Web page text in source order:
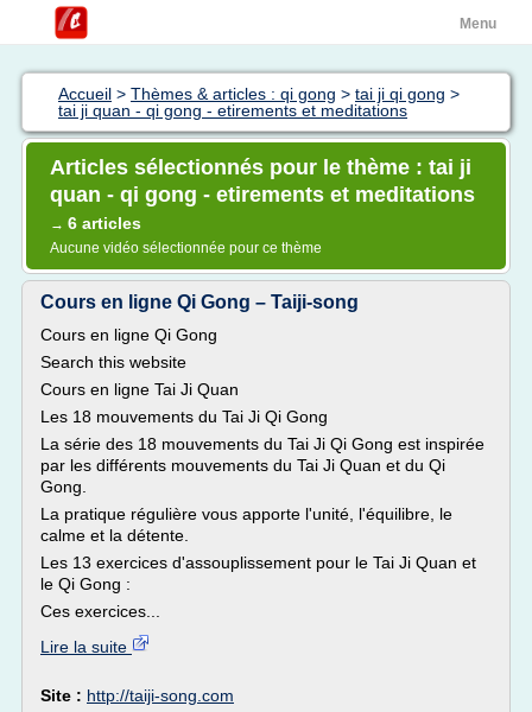
Menu
Accueil > Thèmes & articles : qi gong > tai ji qi gong >
tai ji quan - qi gong - etirements et meditations
Articles sélectionnés pour le thème : tai ji
quan - qi gong - etirements et meditations
→ 6 articles
Aucune vidéo sélectionnée pour ce thème
Cours en ligne Qi Gong – Taiji-song
Cours en ligne Qi Gong
Search this website
Cours en ligne Tai Ji Quan
Les 18 mouvements du Tai Ji Qi Gong
La série des 18 mouvements du Tai Ji Qi Gong est inspirée
par les différents mouvements du Tai Ji Quan et du Qi
Gong.
La pratique régulière vous apporte l'unité, l'équilibre, le
calme et la détente.
Les 13 exercices d'assouplissement pour le Tai Ji Quan et
le Qi Gong :
Ces exercices...
Lire la suite
Site : http://taiji-song.com